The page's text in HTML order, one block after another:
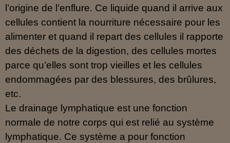
l’origine de l’enflure. Ce liquide quand il arrive aux
cellules contient la nourriture nécessaire pour les
alimenter et quand il repart des cellules il rapporte
des déchets de la digestion, des cellules mortes
parce qu’elles sont trop vieilles et les cellules
endommagées par des blessures, des brûlures,
etc.
Le drainage lymphatique est une fonction
normale de notre corps qui est relié au système
lymphatique. Ce système a pour fonction